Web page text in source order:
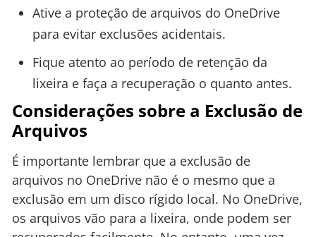
Ative a proteção de arquivos do OneDrive
para evitar exclusões acidentais.
Fique atento ao período de retenção da
lixeira e faça a recuperação o quanto antes.
Considerações sobre a Exclusão de
Arquivos
É importante lembrar que a exclusão de
arquivos no OneDrive não é o mesmo que a
exclusão em um disco rígido local. No OneDrive,
os arquivos vão para a lixeira, onde podem ser